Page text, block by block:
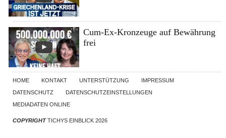
Cum-Ex-Kronzeuge auf Bewährung
frei
HOME KONTAKT UNTERSTÜTZUNG
IMPRESSUM
DATENSCHUTZ
DATENSCHUTZEINSTELLUNGEN
MEDIADATEN ONLINE
COPYRIGHTTICHYS EINBLICK 2026